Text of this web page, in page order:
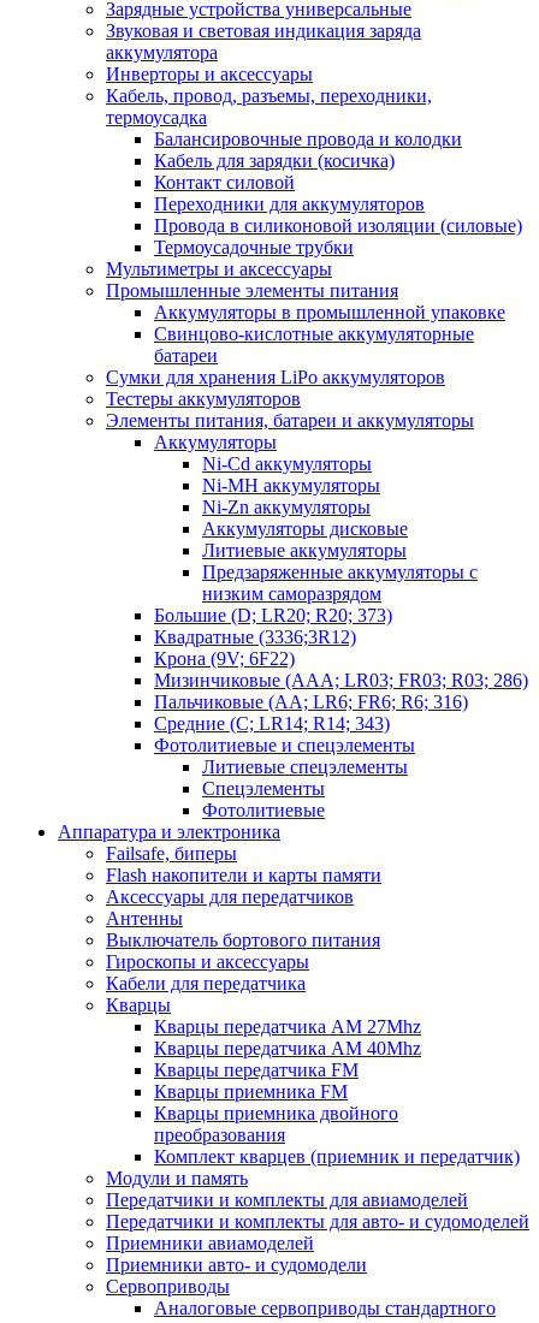
Зарядные устройства универсальные
Звуковая и световая индикация заряда
аккумулятора
Инверторы и аксессуары
Кабель, провод, разъемы, переходники,
термоусадка
Балансировочные провода и колодки
Кабель для зарядки (косичка)
Контакт силовой
Переходники для аккумуляторов
Провода в силиконовой изоляции (силовые)
Термоусадочные трубки
Мультиметры и аксессуары
Промышленные элементы питания
Аккумуляторы в промышленной упаковке
Свинцово-кислотные аккумуляторные
батареи
Сумки для хранения LiPo аккумуляторов
Тестеры аккумуляторов
Элементы питания, батареи и аккумуляторы
Аккумуляторы
Ni-Cd аккумуляторы
Ni-MH аккумуляторы
Ni-Zn аккумуляторы
Аккумуляторы дисковые
Литиевые аккумуляторы
Предзаряженные аккумуляторы с
низким саморазрядом
Большие (D; LR20; R20; 373)
Квадратные (3336;3R12)
Крона (9V; 6F22)
Мизинчиковые (AAA; LR03; FR03; R03; 286)
Пальчиковые (AA; LR6; FR6; R6; 316)
Средние (C; LR14; R14; 343)
Фотолитиевые и спецэлементы
Литиевые спецэлементы
Спецэлементы
Фотолитиевые
Аппаратура и электроника
Failsafe, биперы
Flash накопители и карты памяти
Аксессуары для передатчиков
Антенны
Выключатель бортового питания
Гироскопы и аксессуары
Кабели для передатчика
Кварцы
Кварцы передатчика AM 27Mhz
Кварцы передатчика AM 40Mhz
Кварцы передатчика FM
Кварцы приемника FM
Кварцы приемника двойного
преобразования
Комплект кварцев (приемник и передатчик)
Модули и память
Передатчики и комплекты для авиамоделей
Передатчики и комплекты для авто- и судомоделей
Приемники авиамоделей
Приемники авто- и судомодели
Сервоприводы
Аналоговые сервоприводы стандартного